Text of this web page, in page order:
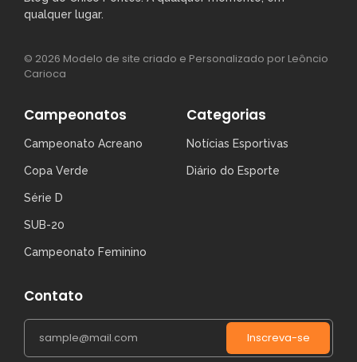
qualquer lugar.
© 2026 Modelo de site criado e Personalizado por Leôncio
Carioca
Campeonatos
Campeonato Acreano
Copa Verde
Série D
SUB-20
Campeonato Feminino
Categorias
Notícias Esportivas
Diário do Esporte
Contato
Inscreva-se